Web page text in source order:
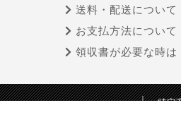
送料・配送について
お支払方法について
領収書が必要な時は
特定